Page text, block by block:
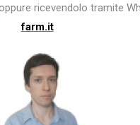
ricevendolo tramite
farm.it